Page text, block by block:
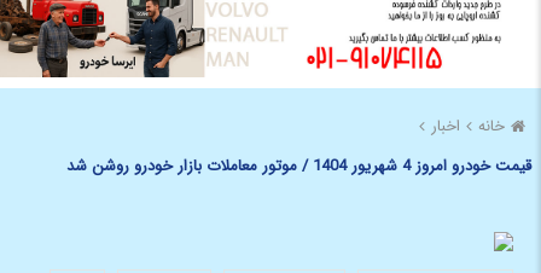
خانه
اخبار
قیمت خودرو امروز 4 شهریور 1404 / موتور معاملات بازار خودرو روشن شد